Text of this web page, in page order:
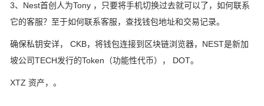
3、Nest首创人为Tony ，只要将手机切换过去就可以了，如何联系
它的客服？至于如何联系客服，查找钱包地址和交易记录。
确保私钥安详， CKB，将钱包连接到区块链浏览器，NEST是新加
坡公司TECH发行的Token（功能性代币）， DOT。
XTZ 资产，。